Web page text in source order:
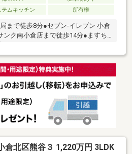
テムキッチン 所有権
まで徒歩8分●セブン-イレブン 小倉
ンク南小倉店まで徒歩14分●ますち
倉北区熊谷３ 1,220万円 3LDK